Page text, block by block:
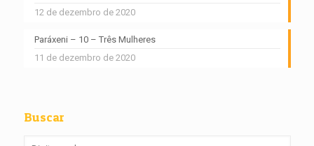
12 de dezembro de 2020
Paráxeni – 10 – Três Mulheres
11 de dezembro de 2020
Buscar